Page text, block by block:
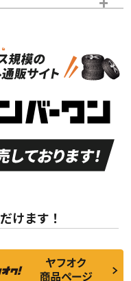
新車外し品（新古
付き
走行距離も少なく、
非常に状態の良い中
古品
んどない中古品
られるが、使用に問
題のない中古品
けます！